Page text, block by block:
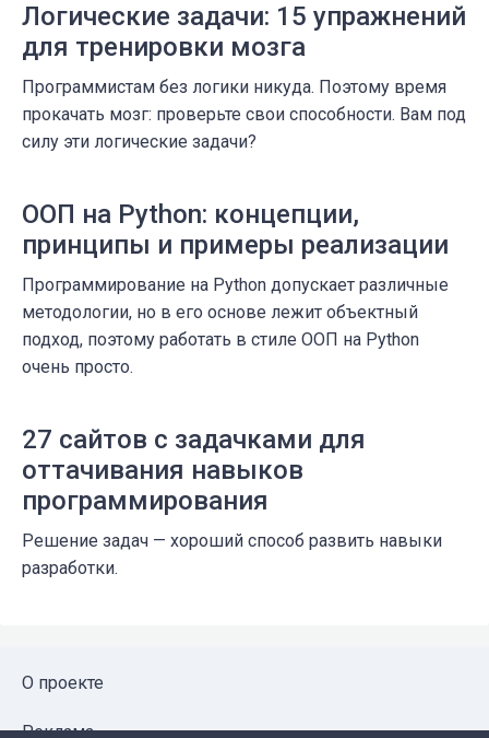
Логические задачи: 15 упражнений
для тренировки мозга
Программистам без логики никуда. Поэтому время
прокачать мозг: проверьте свои способности. Вам под
силу эти логические задачи?
ООП на Python: концепции,
принципы и примеры реализации
Программирование на Python допускает различные
методологии, но в его основе лежит объектный
подход, поэтому работать в стиле ООП на Python
очень просто.
27 сайтов с задачками для
оттачивания навыков
программирования
Решение задач — хороший способ развить навыки
разработки.
О проекте
Реклама